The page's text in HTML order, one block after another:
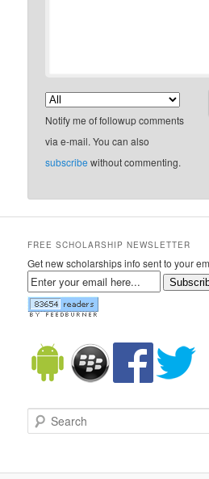
Notify me of followup comments
via e-mail. You can also
subscribe without commenting.
FREE SCHOLARSHIP NEWSLETTER
Get new scholarships info sent to your
Search